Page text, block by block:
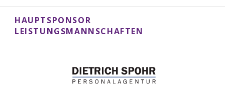
HAUPTSPONSOR
LEISTUNGSMANNSCHAFTEN